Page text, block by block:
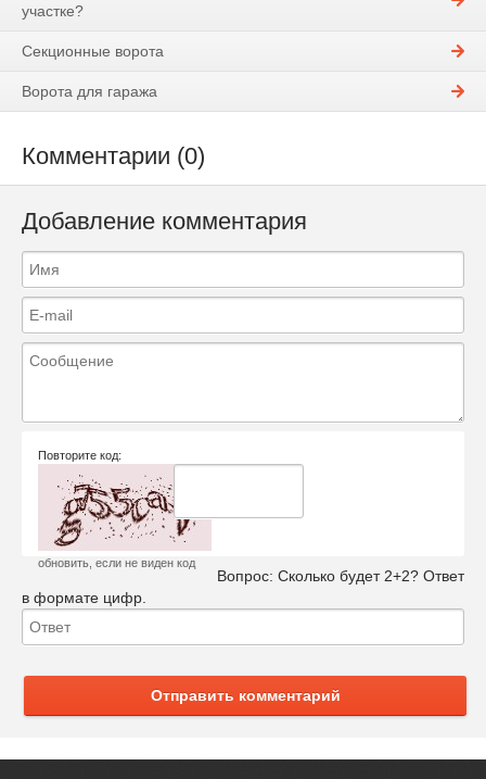
участке?
Секционные ворота
Ворота для гаража
Комментарии (0)
Добавление комментария
Повторите код:
обновить, если не виден код
Вопрос: Сколько будет 2+2? Ответ
в формате цифр.
Отправить комментарий